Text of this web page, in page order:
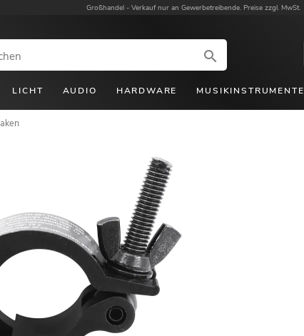
Großhandel - Verkauf nur an Gewerbetreibende. Preise zzgl. MwSt.
LICHT AUDIO HARDWARE MUSIKINSTRUMENTE